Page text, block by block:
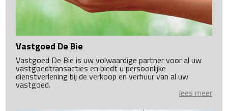
Vastgoed De Bie
Vastgoed De Bie is uw volwaardige partner voor al uw
vastgoedtransacties en biedt u persoonlijke
dienstverlening bij de verkoop en verhuur van al uw
vastgoed.
lees meer